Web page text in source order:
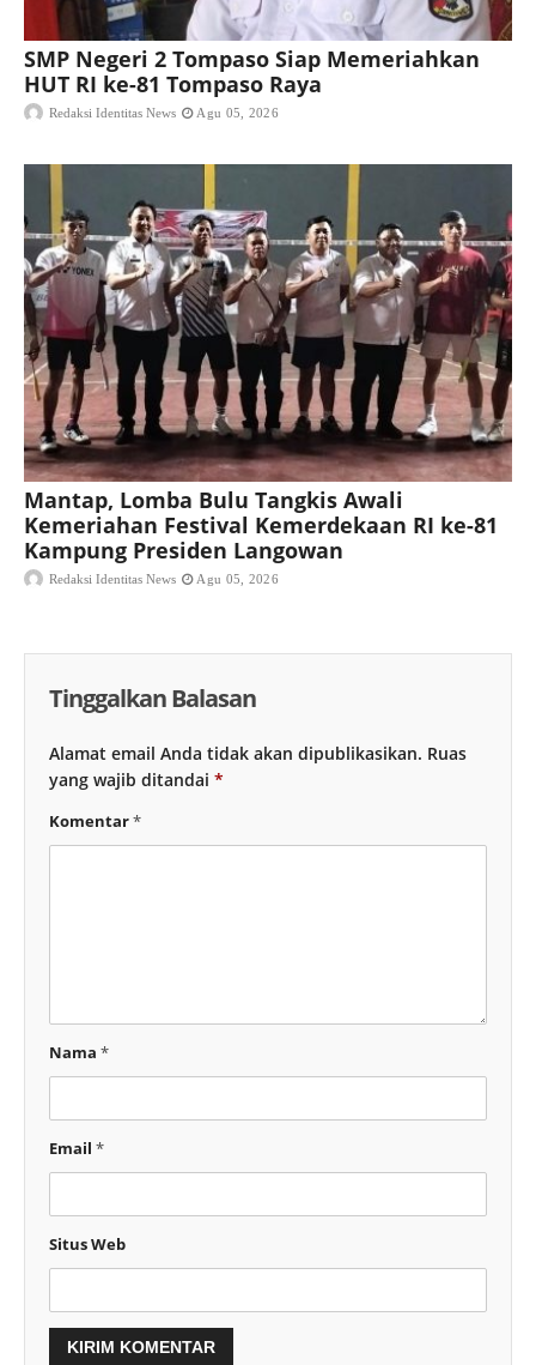
SMP Negeri 2 Tompaso Siap Memeriahkan
HUT RI ke-81 Tompaso Raya
Redaksi Identitas News Agu 05, 2026
Mantap, Lomba Bulu Tangkis Awali
Kemeriahan Festival Kemerdekaan RI ke-81
Kampung Presiden Langowan
Redaksi Identitas News Agu 05, 2026
Tinggalkan Balasan
Alamat email Anda tidak akan dipublikasikan. Ruas
yang wajib ditandai *
Komentar*
Nama *
Email *
Situs Web